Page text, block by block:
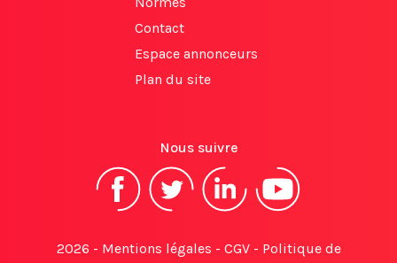
Contact
Espace annonceurs
Plan du site
Nous suivre
2026 - Mentions légales - CGV- Politique de